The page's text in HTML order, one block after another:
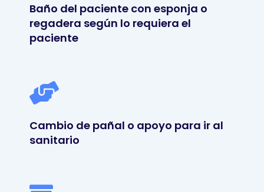
Baño del paciente con esponja o
regadera según lo requiera el
paciente
Cambio de pañal o apoyo para ir al
sanitario